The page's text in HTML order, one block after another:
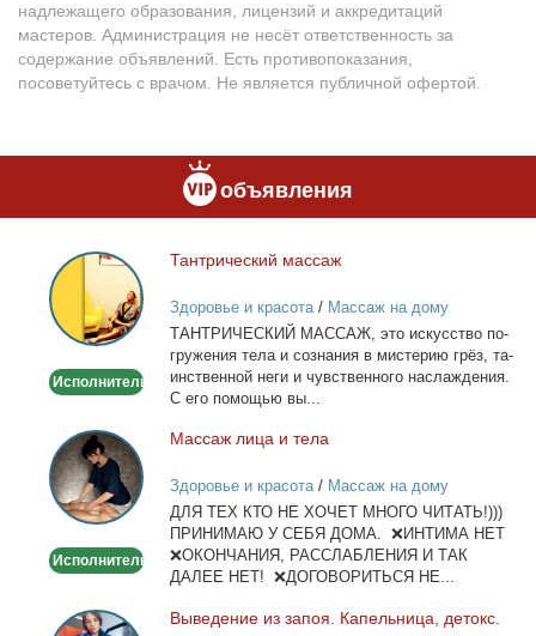
надлежащего образования, лицензий и аккредитаций
мастеров. Администрация не несёт ответственность за
содержание объявлений. Есть противопоказания,
посоветуйтесь с врачом. Не является публичной офертой.
объявления
Тантрический
массаж
Исполнитель
Тан­три­че­ский мас­саж
Здоровье и красота/ Массаж на дому
ТАНТРИЧЕСКИЙ МАССАЖ, это ис­кус­ство по­
гру­же­ния те­ла и со­зна­ния в ми­сте­рию грёз, та­
ин­ствен­ной неги и чув­ствен­но­го на­сла­жде­ния.
С его по­мо­щью вы...
Массаж
лица
и
тела
Исполнитель
Мас­саж ли­ца и те­ла
Здоровье и красота/ Массаж на дому
ДЛЯ ТЕХ КТО НЕ ХОЧЕТ МНОГО ЧИТАТЬ!)))
ПРИНИМАЮ У СЕБЯ ДОМА. ❌ИНТИМА НЕТ
❌ОКОНЧАНИЯ, РАССЛАБЛЕНИЯ И ТАК
ДАЛЕЕ НЕТ! ❌ДОГОВОРИТЬСЯ НЕ...
Выведение
Вы­ве­де­ние из за­поя. Ка­пель­ни­ца, де­токс.